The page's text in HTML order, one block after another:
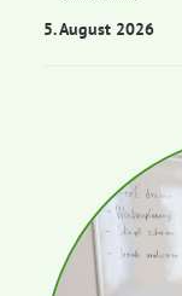
Sylvia
Josefine Paul,
Robin Korte,
5. August 2026